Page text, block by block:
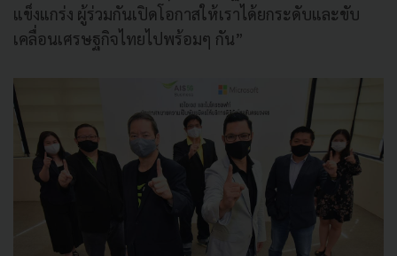
แข็งแกร่ง ผู้ร่วมกันเปิดโอกาสให้เราได้ยกระดับและขับ
เคลื่อนเศรษฐกิจไทยไปพร้อมๆ กัน”